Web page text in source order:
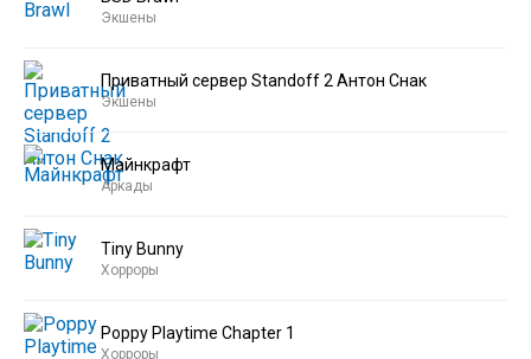
Экшены
Приватный сервер Standoff 2 Антон Снак
Экшены
Майнкрафт
Аркады
Tiny Bunny
Хорроры
Poppy Playtime Chapter 1
Хорроры